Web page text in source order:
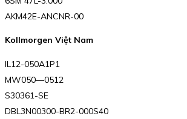
AKM42E-ANCNR-00
Kollmorgen Việt Nam
IL12-050A1P1
MW050—0512
S30361-SE
DBL3N00300-BR2-000S40